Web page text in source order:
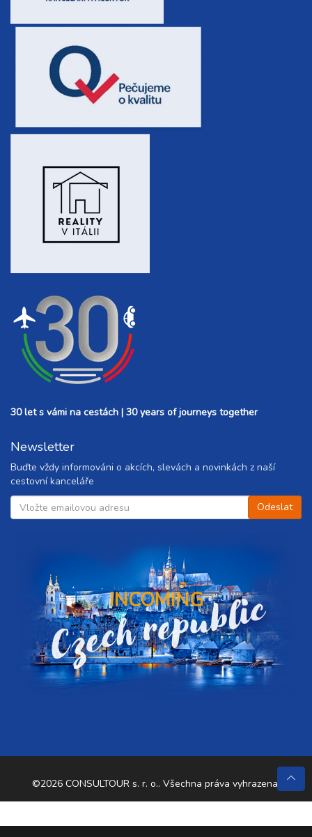
30 let s vámi na cestách | 30 years of journeys together
Newsletter
Buďte vždy informováni o akcích, slevách a novinkách z naší
cestovní kanceláře
INCOMING
Czech republic
©2026 CONSULTOUR s. r. o.. Všechna práva vyhrazena.